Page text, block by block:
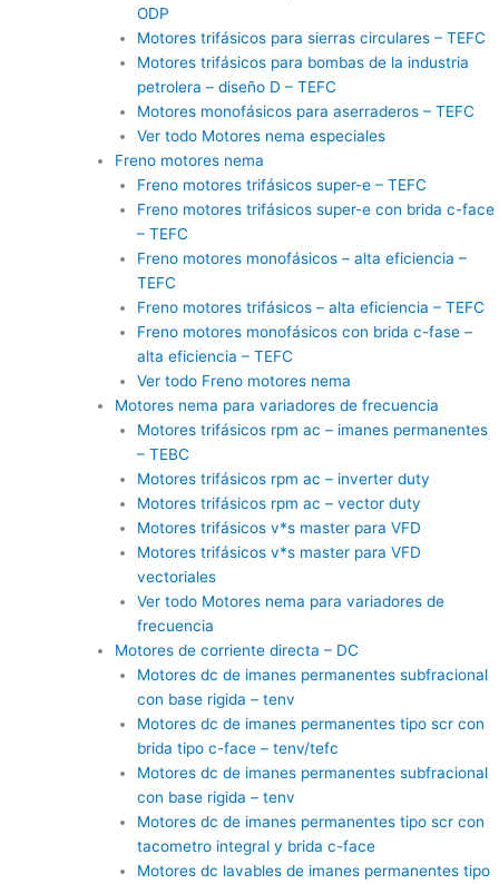
ODP
Motores trifásicos para sierras circulares – TEFC
Motores trifásicos para bombas de la industria
petrolera – diseño D – TEFC
Motores monofásicos para aserraderos – TEFC
Ver todo Motores nema especiales
Freno motores nema
Freno motores trifásicos super-e – TEFC
Freno motores trifásicos super-e con brida c-face
– TEFC
Freno motores monofásicos – alta eficiencia –
TEFC
Freno motores trifásicos – alta eficiencia – TEFC
Freno motores monofásicos con brida c-fase –
alta eficiencia – TEFC
Ver todo Freno motores nema
Motores nema para variadores de frecuencia
Motores trifásicos rpm ac – imanes permanentes
– TEBC
Motores trifásicos rpm ac – inverter duty
Motores trifásicos rpm ac – vector duty
Motores trifásicos v*s master para VFD
Motores trifásicos v*s master para VFD
vectoriales
Ver todo Motores nema para variadores de
frecuencia
Motores de corriente directa – DC
Motores dc de imanes permanentes subfracional
con base rigida – tenv
Motores dc de imanes permanentes tipo scr con
brida tipo c-face – tenv/tefc
Motores dc de imanes permanentes subfracional
con base rigida – tenv
Motores dc de imanes permanentes tipo scr con
tacometro integral y brida c-face
Motores dc lavables de imanes permanentes tipo